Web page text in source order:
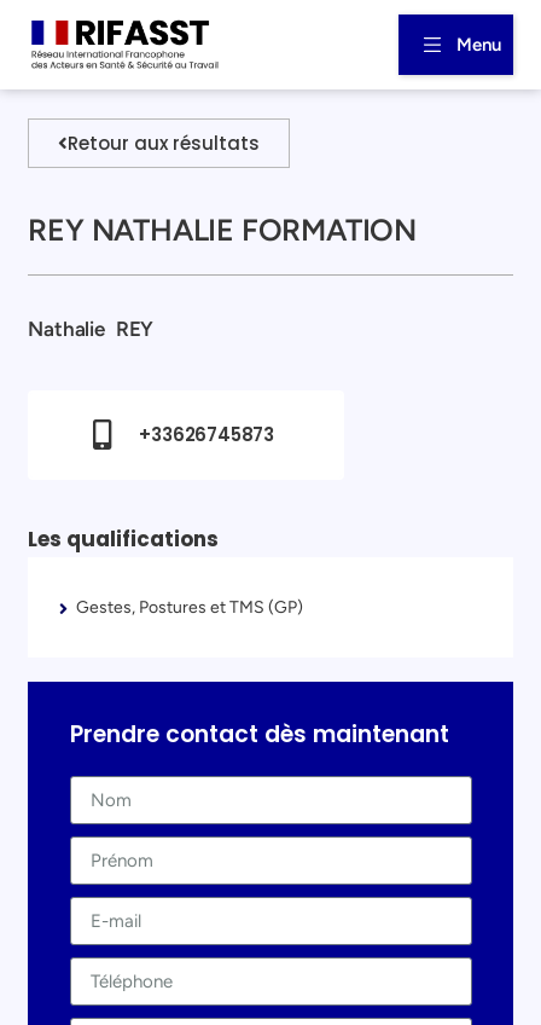
Menu
Retour aux résultats
REY NATHALIE FORMATION
Nathalie REY
+33626745873
Les qualifications
Gestes, Postures et TMS (GP)
Prendre contact dès maintenant